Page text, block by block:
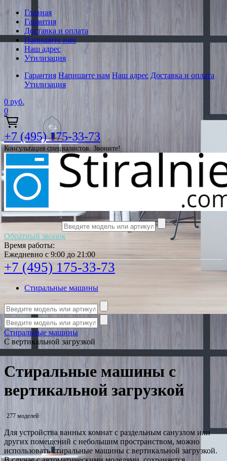
Главная
Гарантия
Доставка и оплата
Напишите нам
Наш адрес
Утилизация
Гарантия Напишите нам Наш адрес Доставка и оплата
Утилизация
0 руб.
0
+7 (495) 175-33-73
Консультация специалистов. Звоните!
Обратный звонок
Время работы:
Ежедневно с 9:00 до 21:00
+7 (495) 175-33-73
Стиральные машины
Стиральные машины
С вертикальной загрузкой
Стиральные машины с
вертикальной загрузкой
277 моделей
Для устройства ванных комнат с раздельным санузлом или
других помещений с небольшим пространством, можно
использовать стиральные машины с вертикальной загрузкой.